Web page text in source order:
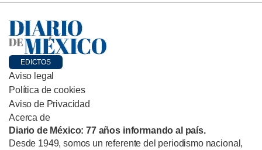
EDICTOS
Aviso legal
Política de cookies
Aviso de Privacidad
Acerca de
Diario de México: 77 años informando al país.
Desde 1949, somos un referente del periodismo nacional,